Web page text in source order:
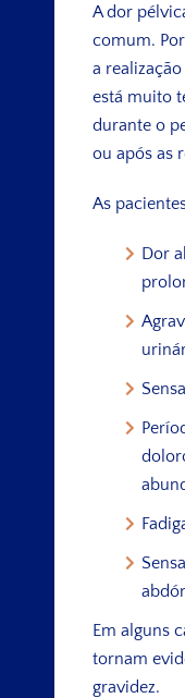
A dor
comum.
a
está muito
durante o
ou após as
As
Dor
Em alguns
tornam
gravidez.